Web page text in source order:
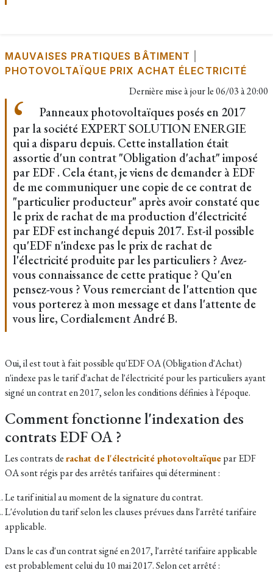
MAUVAISES PRATIQUES BÂTIMENT
PHOTOVOLTAÏQUE PRIX ACHAT ÉLECTRICITÉ
Dernière mise à jour le06/03 à 20:00
Panneaux photovoltaïques posés en 2017
par la société EXPERT SOLUTION ENERGIE
qui a disparu depuis. Cette installation était
assortie d'un contrat "Obligation d'achat" imposé
par EDF . Cela étant, je viens de demander à EDF
de me communiquer une copie de ce contrat de
"particulier producteur" après avoir constaté que
le prix de rachat de ma production d'électricité
par EDF est inchangé depuis 2017. Est-il possible
qu'EDF n'indexe pas le prix de rachat de
l'électricité produite par les particuliers ? Avez-
vous connaissance de cette pratique ? Qu'en
pensez-vous ? Vous remerciant de l'attention que
vous porterez à mon message et dans l'attente de
vous lire, Cordialement André B.
Oui, il est tout à fait possible qu'EDF OA (Obligation d'Achat)
n'indexe pas le tarif d'achat de l'électricité pour les particuliers ayant
signé un contrat en 2017, selon les conditions définies à l'époque.
Comment fonctionne l'indexation des
contrats EDF OA ?
Les contrats derachat de l'électricité photovoltaïquepar EDF
OA sont régis par des arrêtés tarifaires qui déterminent :
Le tarif initial au moment de la signature du contrat.
L'évolution du tarif selon les clauses prévues dans l'arrêté tarifaire
applicable.
Dans le cas d'un contrat signé en 2017, l'arrêté tarifaire applicable
est probablement celui du 10 mai 2017. Selon cet arrêté :